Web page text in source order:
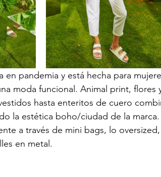
en pandemia y está hecha para
moda funcional. Animal print,
hasta enteritos de cuero
la estética boho/ciudad de la
a través de mini bags, lo oversized,
en metal.